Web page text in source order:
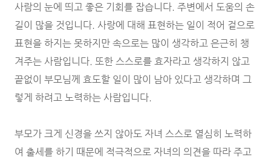
사람의 눈에 띄고 좋은 기회를 잡습니다. 주변에서 도움의 손
길이 많을 것입니다. 사랑에 대해 표현하는 일이 적어 겉으로
표현을 하지는 못하지만 속으로는 많이 생각하고 은근히 챙
겨주는 사람입니다. 또한 스스로를 효자라고 생각하지 않고
끝없이 부모님께 효도할 일이 많이 남아 있다고 생각하며 그
렇게 하려고 노력하는 사람입니다.
부모가 크게 신경을 쓰지 않아도 자녀 스스로 열심히 노력하
여 출세를 하기 때문에 적극적으로 자녀의 의견을 따라 주고